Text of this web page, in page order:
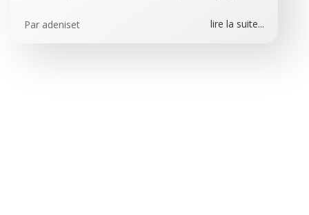
Par adeniset lire la suite...